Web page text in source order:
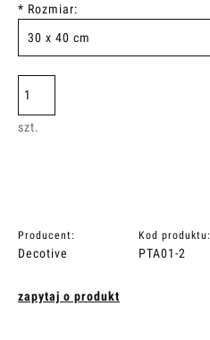
* Rozmiar:
szt.
Producent:
Decotive
Kod produktu:
PTA01-2
zapytaj o produkt